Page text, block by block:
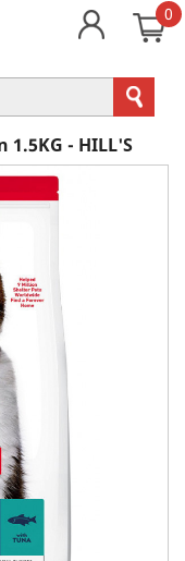
0
- HILL'S